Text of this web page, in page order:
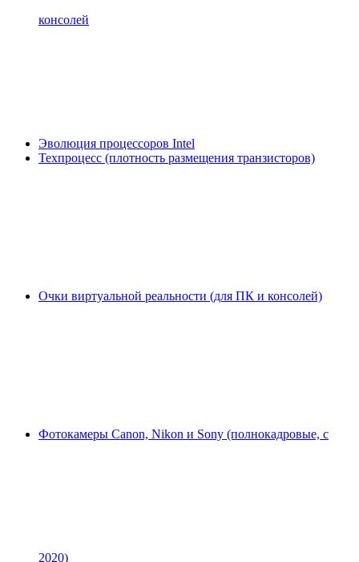
консолей
Эволюция процессоров Intel
Техпроцесс (плотность размещения транзисторов)
Очки виртуальной реальности (для ПК и консолей)
Фотокамеры Canon, Nikon и Sony (полнокадровые, с
2020)